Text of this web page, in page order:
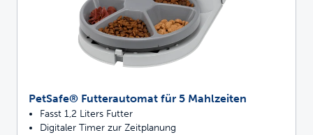
PetSafe® Futterautomat für 5 Mahlzeiten
Fasst 1,2 Liters Futter
Digitaler Timer zur Zeitplanung